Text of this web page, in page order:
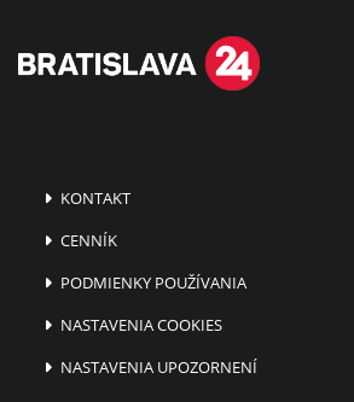
KONTAKT
CENNÍK
PODMIENKY POUŽÍVANIA
NASTAVENIA COOKIES
NASTAVENIA UPOZORNENÍ